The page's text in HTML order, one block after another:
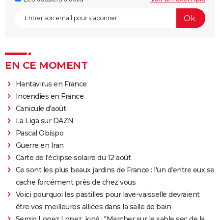
EN CE MOMENT
Hantavirus en France
Incendies en France
Canicule d'août
La Liga sur DAZN
Pascal Obispo
Guerre en Iran
Carte de l'éclipse solaire du 12 août
Ce sont les plus beaux jardins de France : l'un d'entre eux se
cache forcément près de chez vous
Voici pourquoi les pastilles pour lave-vaisselle devraient
être vos meilleures alliées dans la salle de bain